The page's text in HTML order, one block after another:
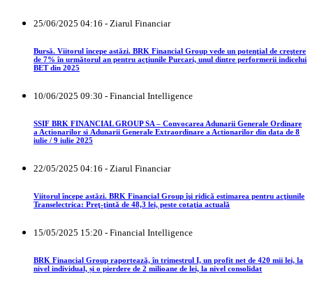
25/06/2025 04:16 - Ziarul Financiar
Bursă. Viitorul începe astăzi. BRK Financial Group vede un potenţial de creştere
de 7% în următorul an pentru acţiunile Purcari, unul dintre performerii indicelui
BET din 2025
10/06/2025 09:30 - Financial Intelligence
SSIF BRK FINANCIAL GROUP SA – Convocarea Adunarii Generale Ordinare
a Actionarilor si Adunarii Generale Extraordinare a Actionarilor din data de 8
iulie / 9 iulie 2025
22/05/2025 04:16 - Ziarul Financiar
Viitorul începe astăzi. BRK Financial Group îşi ridică estimarea pentru acţiunile
Transelectrica: Preţ-ţintă de 48,3 lei, peste cotaţia actuală
15/05/2025 15:20 - Financial Intelligence
BRK Financial Group raportează, în trimestrul I, un profit net de 420 mii lei, la
nivel individual, și o pierdere de 2 milioane de lei, la nivel consolidat